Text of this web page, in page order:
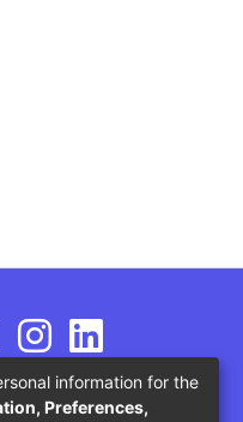
information for the
Preferences,